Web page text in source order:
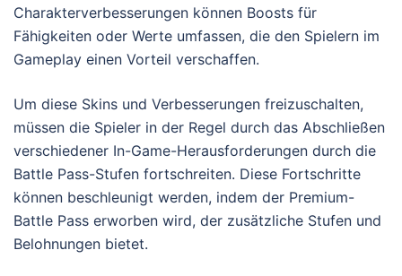
Charakterverbesserungen können Boosts für
Fähigkeiten oder Werte umfassen, die den Spielern im
Gameplay einen Vorteil verschaffen.
Um diese Skins und Verbesserungen freizuschalten,
müssen die Spieler in der Regel durch das Abschließen
verschiedener In-Game-Herausforderungen durch die
Battle Pass-Stufen fortschreiten. Diese Fortschritte
können beschleunigt werden, indem der Premium-
Battle Pass erworben wird, der zusätzliche Stufen und
Belohnungen bietet.